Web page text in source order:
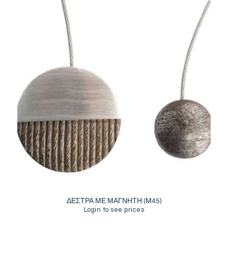
ΔΕΣΤΡΑ ΜΕ ΜΑΓΝΗΤΗ (Μ45)
Login to see prices